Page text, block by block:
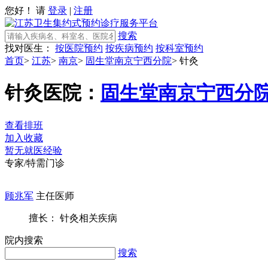
您好！ 请 登录 | 注册
搜索
找对医生：
按医院预约 按疾病预约 按科室预约
首页> 江苏> 南京> 固生堂南京宁西分院> 针灸
针灸医院： 固生堂南京宁西分
查看排班
加入收藏
暂无就医经验
专家/特需门诊
顾兆军 主任医师
擅长： 针灸相关疾病
院内搜索
搜索